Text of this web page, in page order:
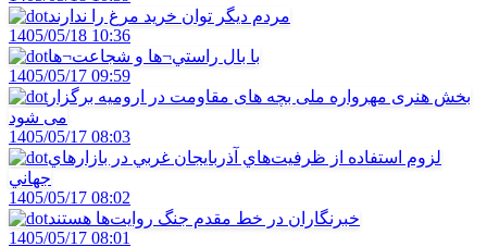
مردم ديگر توان خريد مرغ را ندارند
1405/05/18 10:36
با بال راستي¬ها و شجاعت¬ها
1405/05/17 09:59
بخش هنری مهرواره ملی بچه های مقاومت در ارومیه برگزار
می شود
1405/05/17 08:03
لزوم استفاده از ظرفيت‌هاي آذربايجان غربي در بازارهاي
جهاني
1405/05/17 08:02
خبرنگاران در خط مقدم جنگ روايت‌ها هستند
1405/05/17 08:01